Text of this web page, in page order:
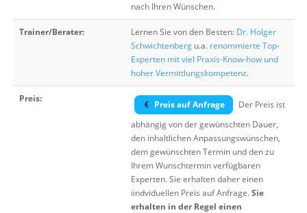
nach Ihren Wünschen.
Trainer/Berater: Lernen Sie von den Besten: Dr. Holger
Schwichtenberg u.a. renommierte Top-
Experten mit viel Praxis-Know-how und
hoher Vermittlungskompetenz.
Preis:
Preis auf Anfrage
Der Preis ist
abhängig von der gewünschten Dauer,
den inhaltlichen Anpassungswünschen,
dem gewünschten Termin und den zu
Ihrem Wunschtermin verfügbaren
Experten. Sie erhalten daher einen
iindviduellen Preis auf Anfrage.Sie
erhalten in der Regel einen